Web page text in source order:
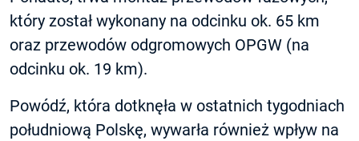
który został wykonany na odcinku ok. 65 km
oraz przewodów odgromowych OPGW (na
odcinku ok. 19 km).
Powódź, która dotknęła w ostatnich tygodniach
południową Polskę, wywarła również wpływ na